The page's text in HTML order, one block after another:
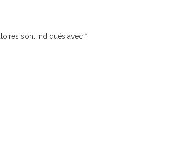
sont indiqués avec *